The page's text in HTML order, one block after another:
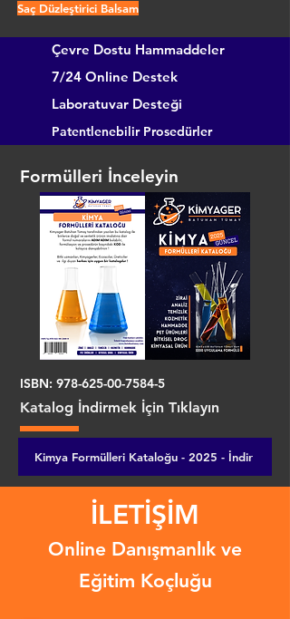
Saç Düzleştirici Balsam
Çevre Dostu Hammaddeler
7/24 Online Destek
Laboratuvar Desteği
Patentlenebilir Prosedürler
Formülleri İnceleyin
ISBN: 978-625-00-7584-5
Katalog İndirmek İçin Tıklayın
Kimya Formülleri Kataloğu - 2025 - İndir
İLETİŞİM
Online Danışmanlık ve
Eğitim Koçluğu